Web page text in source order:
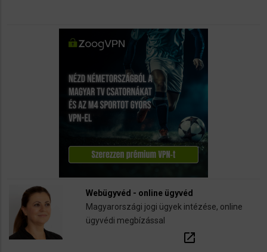
Webügyvéd - online ügyvéd
Magyarországi jogi ügyek intézése, online
ügyvédi megbízással
open_in_new